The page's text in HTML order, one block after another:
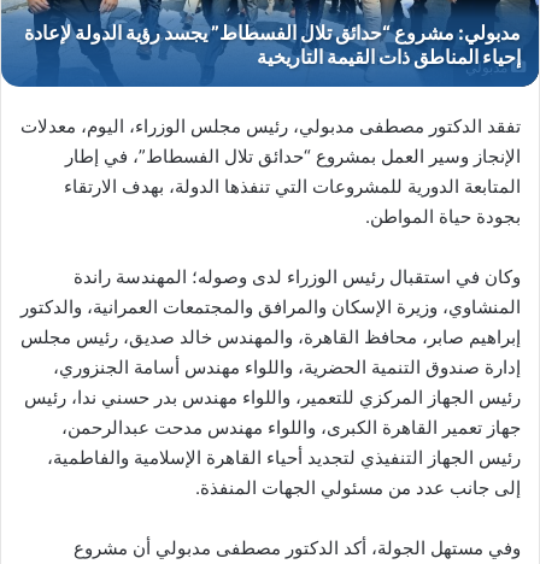
مدبولي
تفقد الدكتور مصطفى مدبولي، رئيس مجلس الوزراء، اليوم، معدلات
الإنجاز وسير العمل بمشروع “حدائق تلال الفسطاط”، في إطار
المتابعة الدورية للمشروعات التي تنفذها الدولة، بهدف الارتقاء
بجودة حياة المواطن.
وكان في استقبال رئيس الوزراء لدى وصوله؛ المهندسة راندة
المنشاوي، وزيرة الإسكان والمرافق والمجتمعات العمرانية، والدكتور
إبراهيم صابر، محافظ القاهرة، والمهندس خالد صديق، رئيس مجلس
إدارة صندوق التنمية الحضرية، واللواء مهندس أسامة الجنزوري،
رئيس الجهاز المركزي للتعمير، واللواء مهندس بدر حسني ندا، رئيس
جهاز تعمير القاهرة الكبرى، واللواء مهندس مدحت عبدالرحمن،
رئيس الجهاز التنفيذي لتجديد أحياء القاهرة الإسلامية والفاطمية،
إلى جانب عدد من مسئولي الجهات المنفذة.
وفي مستهل الجولة، أكد الدكتور مصطفى مدبولي أن مشروع